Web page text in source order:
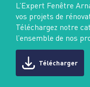
L’Expert Fenêtre
vos projets de
Téléchargez notre
l’ensemble de nos
Télécharger